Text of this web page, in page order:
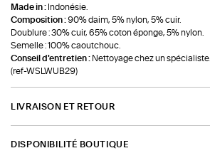
Made in : Indonésie.
Composition :90% daim, 5% nylon, 5% cuir.
Doublure : 30% cuir, 65% coton éponge, 5% nylon.
Semelle : 100% caoutchouc.
Conseil d'entretien : Nettoyage chez un spécialiste.
(ref-WSLWUB29)
LIVRAISON ET RETOUR
DISPONIBILITÉ BOUTIQUE